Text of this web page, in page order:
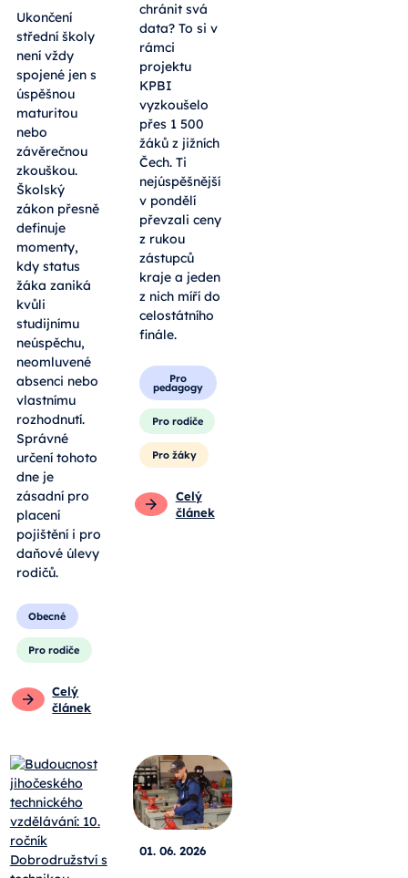
Ukončení
střední školy
není vždy
spojené jen s
úspěšnou
maturitou
nebo
závěrečnou
zkouškou.
Školský
zákon přesně
definuje
momenty,
kdy status
žáka zaniká
kvůli
studijnímu
neúspěchu,
neomluvené
absenci nebo
vlastnímu
rozhodnutí.
Správné
určení tohoto
dne je
zásadní pro
placení
pojištění i pro
daňové úlevy
rodičů.
Obecné
Pro rodiče
Celý
článek
chránit svá
data? To si v
rámci
projektu
KPBI
vyzkoušelo
přes 1 500
žáků z jižních
Čech. Ti
nejúspěšnější
v pondělí
převzali ceny
z rukou
zástupců
kraje a jeden
z nich míří do
celostátního
finále.
Pro
pedagogy
Pro rodiče
Pro žáky
Celý
článek
01. 06. 2026